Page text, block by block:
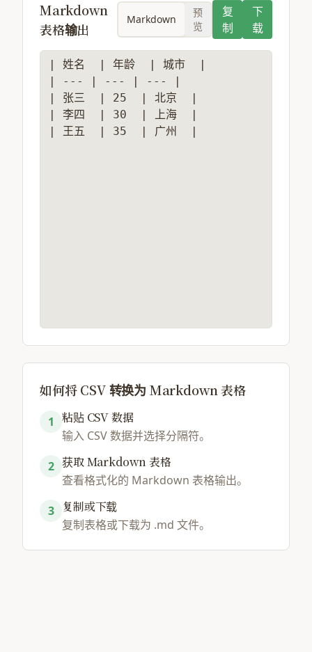
Markdown
表格输出
Markdown
预
览
复
制
下
载
| 姓名  | 年龄  | 城市  |
| --- | --- | --- |
| 张三  | 25  | 北京  |
| 李四  | 30  | 上海  |
| 王五  | 35  | 广州  |
如何将 CSV 转换为 Markdown 表格
1 粘贴 CSV 数据
输入 CSV 数据并选择分隔符。
2 获取 Markdown 表格
查看格式化的 Markdown 表格输出。
3
复制或下载
复制表格或下载为 .md 文件。